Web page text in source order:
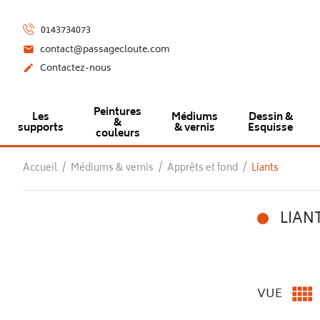
0143734073
 contact@passagecloute.com
 Contactez-nous
Les
supports
Peintures
&
couleurs
Médiums
& vernis
Dessin &
Esquisse
Accueil Médiums & vernis Apprêts et fond Liants
VUE 